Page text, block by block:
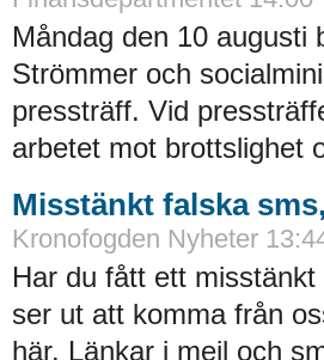
Måndag den 10 augusti
Strömmer och
pressträff. Vid
arbetet mot brottslighet
Misstänkt falska
Kronofogden Nyheter
Har du fått ett
ser ut att komma från
här. Länkar i mejl och